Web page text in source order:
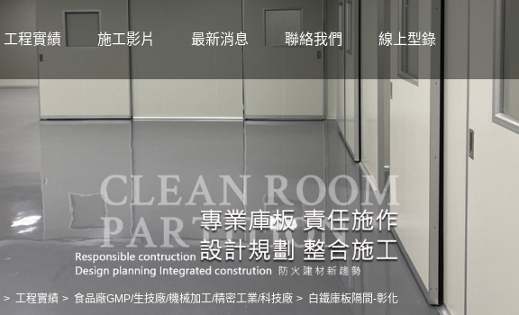
工程實績 施工影片 最新消息 聯絡我們 線上型錄
工程實績 食品廠GMP/生技廠/機械加工/精密工業/科技廠 白鐵庫板隔間-彰化